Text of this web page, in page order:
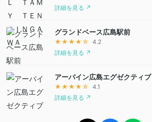
詳細を見る ↗
グランドベース広島駅前
★★★★☆
4.2
詳細を見る ↗
アーバイン広島エグゼクティブ
★★★★☆
4.1
詳細を見る ↗